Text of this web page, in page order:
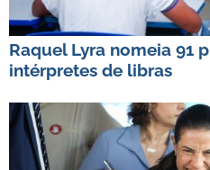
Raquel Lyra nomeia 91
intérpretes de libras